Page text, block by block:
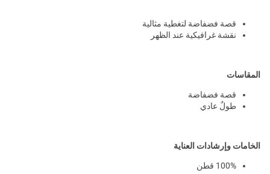
قصة فضفاضة لتغطية مثالية
نقشة غرافيكية عند الظهر
المقاسات
قصة فضفاضة
طولٌ عادي
الخامات وإرشادات العناية
100% قطن